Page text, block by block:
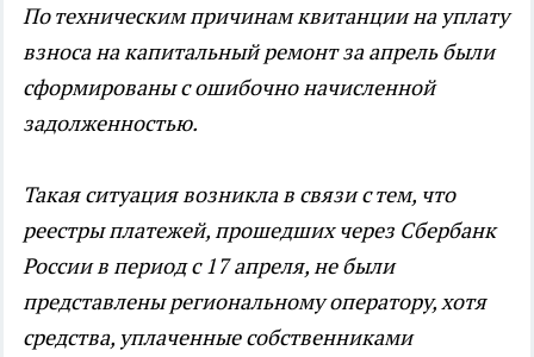
По техническим причинам квитанции на уплату
взноса на капитальный ремонт за апрель были
сформированы с ошибочно начисленной
задолженностью.
Такая ситуация возникла в связи с тем, что
реестры платежей, прошедших через Сбербанк
России в период с 17 апреля, не были
представлены региональному оператору, хотя
средства, уплаченные собственниками